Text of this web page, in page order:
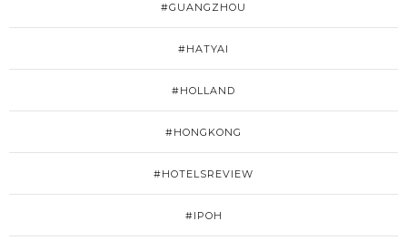
#GUANGZHOU
#HATYAI
#HOLLAND
#HONGKONG
#HOTELSREVIEW
#IPOH